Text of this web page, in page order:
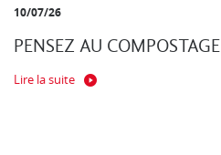
10/07/26
PENSEZ AU COMPOSTAGE
Lire la suite